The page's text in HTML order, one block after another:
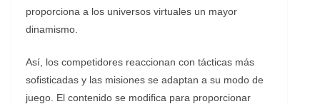
proporciona a los universos virtuales un mayor
dinamismo.
Así, los competidores reaccionan con tácticas más
sofisticadas y las misiones se adaptan a su modo de
juego. El contenido se modifica para proporcionar